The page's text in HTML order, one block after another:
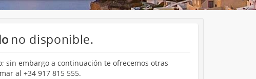
no disponible.
sin embargo a continuación te ofrecemos otras
al +34 917 815 555.